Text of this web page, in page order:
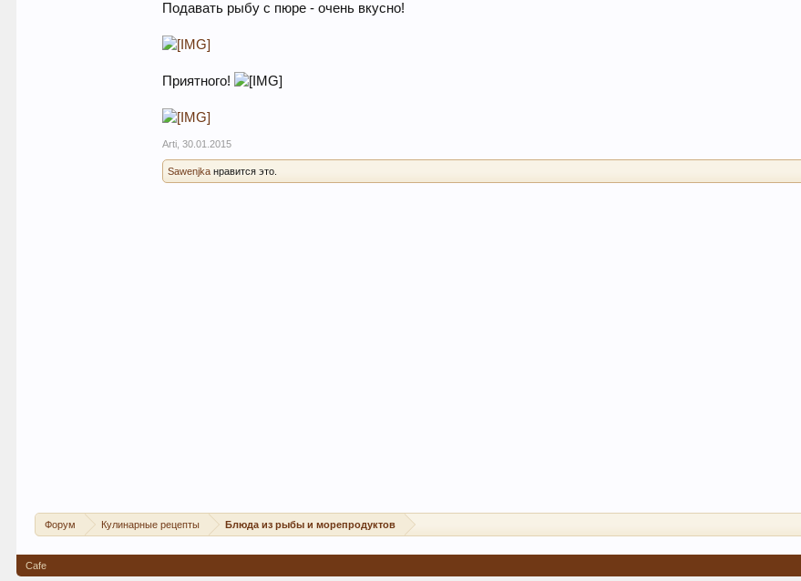
Подавать рыбу с пюре - очень вкусно!
Приятного!
Arti 30.01.2015
Sawenjka нравится это.
Форум Кулинарные рецепты Блюда из рыбы и морепродуктов
Cafe